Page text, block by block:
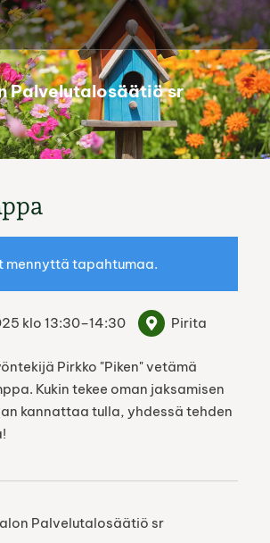
Palvelutalosäätiö sr
mennyttä tapahtumaa.
klo 13:30–14:30 Pirita
Pirkko "Piken" vetämä
Kukin tekee oman jaksamisen
kannattaa tulla, yhdessä tehden
Palvelutalosäätiö sr